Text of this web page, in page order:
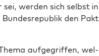
wer­den sich selbst in
den Pakt
auf­ge­grif­fen, wel­